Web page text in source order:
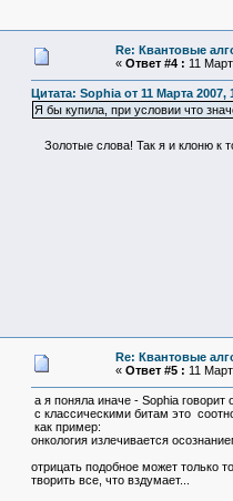
Re: Квантовые
« Ответ #4 : 11
Цитата: Sophia от 11 Марта 2007,
Я бы купила, при условии что
Золотые слова! Так я и клоню к
Re: Квантовые
« Ответ #5 : 11
а я поняла иначе - Sophia говорит
с классическими битам это
как пример:
онкология излечивается
отрицать подобное может только
творить все, что вздумает...